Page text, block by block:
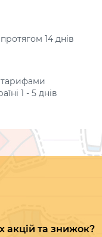
14 днів
тарифами
1 - 5 днів
акцій та знижок?